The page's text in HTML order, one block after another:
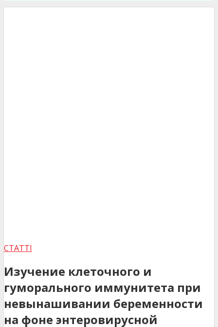
СТАТТІ
Изучение клеточного и
гуморального иммунитета при
невынашивании беременности
на фоне энтеровирусной